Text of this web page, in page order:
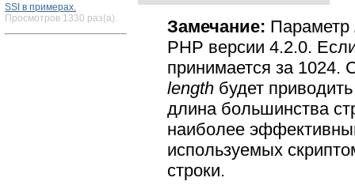
SSI в примерах.
Просмотров 1330 раз(а).
Замечание: Параметр
PHP версии 4.2.0.
принимается за 1024.
length будет
длина большинства
наиболее
используемых
строки.